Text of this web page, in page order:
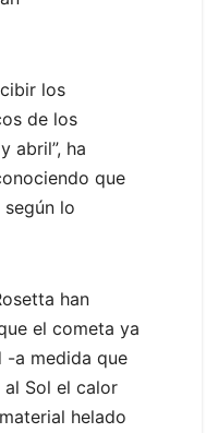
los
de los
abril”, ha
que
lo
han
el cometa ya
-a medida que
Sol el calor
helado